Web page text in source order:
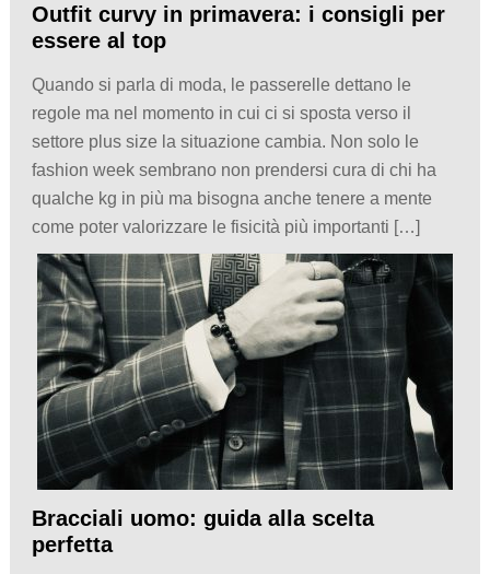
Outfit curvy in primavera: i consigli per
essere al top
Quando si parla di moda, le passerelle dettano le
regole ma nel momento in cui ci si sposta verso il
settore plus size la situazione cambia. Non solo le
fashion week sembrano non prendersi cura di chi ha
qualche kg in più ma bisogna anche tenere a mente
come poter valorizzare le fisicità più importanti […]
Bracciali uomo: guida alla scelta
perfetta